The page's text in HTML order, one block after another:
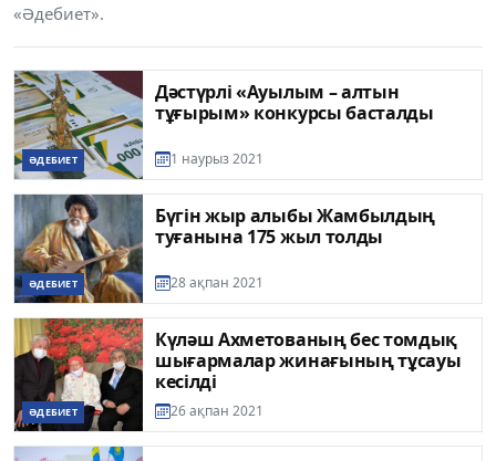
«Әдебиет».
ӘДЕБИЕТ
Дәстүрлі «Ауылым – алтын
тұғырым» конкурсы басталды
1 наурыз 2021
ӘДЕБИЕТ
Бүгін жыр алыбы Жамбылдың
туғанына 175 жыл толды
28 ақпан 2021
ӘДЕБИЕТ
Күләш Ахметованың бес томдық
шығармалар жинағының тұсауы
кесілді
26 ақпан 2021